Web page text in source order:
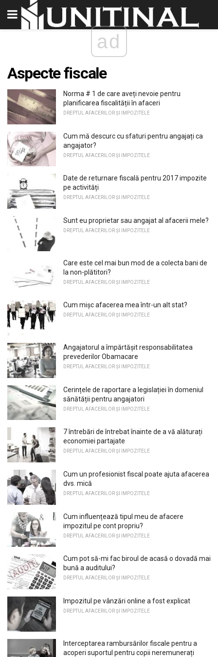
ad
Aspecte fiscale
Norma # 1 de care aveți nevoie pentru
planificarea fiscalității în afaceri
DREPTUL AFACERILOR ȘI IMPOZITELE
Cum mă descurc cu sfaturi pentru angajați ca
angajator?
DREPTUL AFACERILOR ȘI IMPOZITELE
Date de returnare fiscală pentru 2017 impozite
pe activități
DREPTUL AFACERILOR ȘI IMPOZITELE
Sunt eu proprietar sau angajat al afacerii mele?
DREPTUL AFACERILOR ȘI IMPOZITELE
Care este cel mai bun mod de a colecta bani de
la non-plătitori?
DREPTUL AFACERILOR ȘI IMPOZITELE
Cum mișc afacerea mea într-un alt stat?
DREPTUL AFACERILOR ȘI IMPOZITELE
Angajatorul a împărtășit responsabilitatea
prevederilor Obamacare
DREPTUL AFACERILOR ȘI IMPOZITELE
Cerințele de raportare a legislației în domeniul
sănătății pentru angajatori
DREPTUL AFACERILOR ȘI IMPOZITELE
7 întrebări de întrebat înainte de a vă alăturați
economiei partajate
DREPTUL AFACERILOR ȘI IMPOZITELE
Cum un profesionist fiscal poate ajuta afacerea
dvs. mică
DREPTUL AFACERILOR ȘI IMPOZITELE
Cum influențează tipul meu de afacere
impozitul pe cont propriu?
DREPTUL AFACERILOR ȘI IMPOZITELE
Cum pot să-mi fac biroul de acasă o dovadă mai
bună a auditului?
DREPTUL AFACERILOR ȘI IMPOZITELE
Impozitul pe vânzări online a fost explicat
DREPTUL AFACERILOR ȘI IMPOZITELE
Interceptarea rambursărilor fiscale pentru a
acoperi suportul pentru copii neremunerați